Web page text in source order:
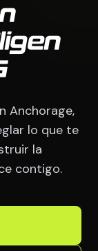
Anchorage,
lo que te
la
contigo.